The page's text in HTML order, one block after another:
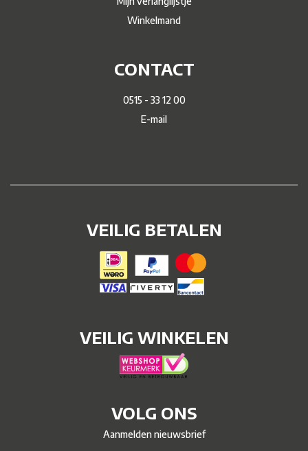
Winkelmand
CONTACT
0515 - 33 12 00
E-mail
VEILIG BETALEN
VEILIG WINKELEN
VOLG ONS
Aanmelden nieuwsbrief